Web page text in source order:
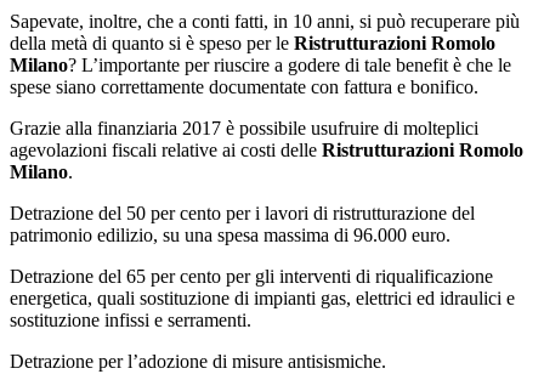
Sapevate, inoltre, che a conti fatti, in 10 anni, si può recuperare più
della metà di quanto si è speso per le Ristrutturazioni Romolo
Milano? L’importante per riuscire a godere di tale benefit è che le
spese siano correttamente documentate con fattura e bonifico.
Grazie alla finanziaria 2017 è possibile usufruire di molteplici
agevolazioni fiscali relative ai costi delle Ristrutturazioni Romolo
Milano.
Detrazione del 50 per cento per i lavori di ristrutturazione del
patrimonio edilizio, su una spesa massima di 96.000 euro.
Detrazione del 65 per cento per gli interventi di riqualificazione
energetica, quali sostituzione di impianti gas, elettrici ed idraulici e
sostituzione infissi e serramenti.
Detrazione per l’adozione di misure antisismiche.